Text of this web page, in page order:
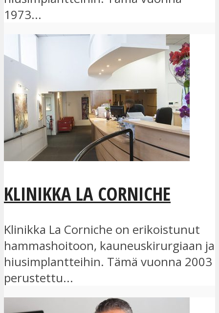
1973...
KLINIKKA LA CORNICHE
Klinikka La Corniche on erikoistunut
hammashoitoon, kauneuskirurgiaan ja
hiusimplantteihin. Tämä vuonna 2003
perustettu...